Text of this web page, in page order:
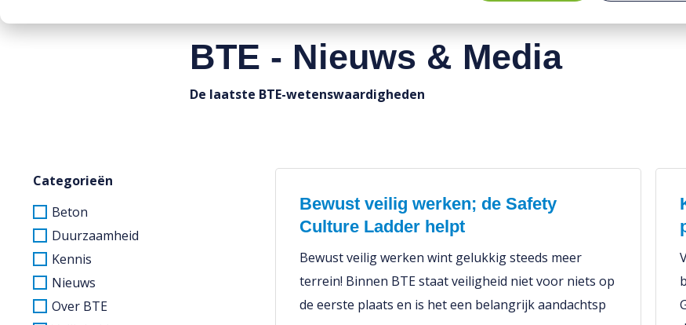
BTE - Nieuws & Media
De laatste BTE-wetenswaardigheden
Categorieën
Beton
Duurzaamheid
Kennis
Nieuws
Over BTE
Bewust veilig werken; de Safety
Culture Ladder helpt
Bewust veilig werken wint gelukkig steeds meer
terrein! Binnen BTE staat veiligheid niet voor niets op
de eerste plaats en is het een belangrijk aandachtsp